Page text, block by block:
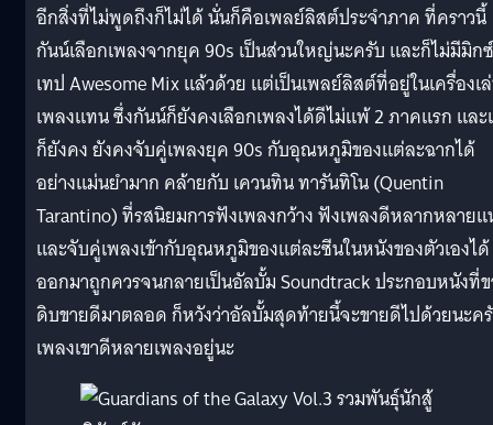
อีกสิ่งที่ไม่พูดถึงก็ไม่ได้ นั่นก็คือเพลย์ลิสต์ประจำภาค ที่คราวนี้
กันน์เลือกเพลงจากยุค 90s เป็นส่วนใหญ่นะครับ และก็ไม่มีมิกซ์
เทป Awesome Mix แล้วด้วย แต่เป็นเพลย์ลิสต์ที่อยู่ในเครื่องเ
เพลงแทน ซึ่งกันน์ก็ยังคงเลือกเพลงได้ดีไม่แพ้ 2 ภาคแรก และ
ก็ยังคง ยังคงจับคู่เพลงยุค 90s กับอุณหภูมิของแต่ละฉากได้
อย่างแม่นยำมาก คล้ายกับ เควนทิน ทารันทิโน (Quentin
Tarantino) ที่รสนิยมการฟังเพลงกว้าง ฟังเพลงดีหลากหลายแ
และจับคู่เพลงเข้ากับอุณหภูมิของแต่ละซีนในหนังของตัวเองได้
ออกมาถูกควรจนกลายเป็นอัลบั้ม Soundtrack ประกอบหนังที่
ดิบขายดีมาตลอด ก็หวังว่าอัลบั้มสุดท้ายนี้จะขายดีไปด้วยนะค
เพลงเขาดีหลายเพลงอยู่นะ